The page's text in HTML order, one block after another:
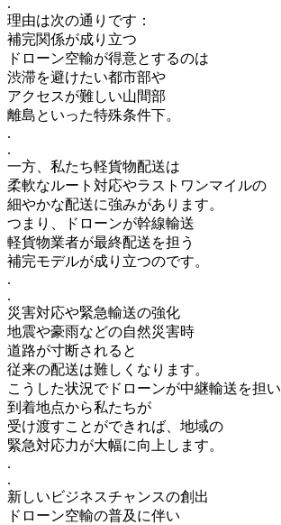
理由は次の通りです：
補完関係が成り立つ
ドローン空輸が得意とするのは
渋滞を避けたい都市部や
アクセスが難しい山間部
離島といった特殊条件下。
.
.
一方、私たち軽貨物配送は
柔軟なルート対応やラストワンマイルの
細やかな配送に強みがあります。
つまり、ドローンが幹線輸送
軽貨物業者が最終配送を担う
補完モデルが成り立つのです。
.
.
災害対応や緊急輸送の強化
地震や豪雨などの自然災害時
道路が寸断されると
従来の配送は難しくなります。
こうした状況でドローンが中継輸送を担い
到着地点から私たちが
受け渡すことができれば、地域の
緊急対応力が大幅に向上します。
.
.
新しいビジネスチャンスの創出
ドローン空輸の普及に伴い